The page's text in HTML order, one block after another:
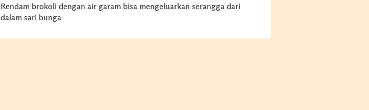
Rendam brokoli dengan air garam bisa mengeluarkan serangga dari
dalam sari bunga